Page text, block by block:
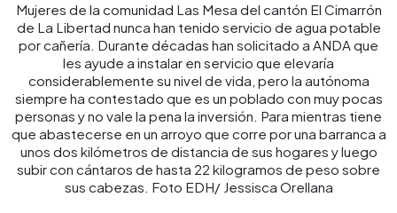
Mujeres de la comunidad Las Mesa del cantón El Cimarrón
de La Libertad nunca han tenido servicio de agua potable
por cañería. Durante décadas han solicitado a ANDA que
les ayude a instalar en servicio que elevaría
considerablemente su nivel de vida, pero la autónoma
siempre ha contestado que es un poblado con muy pocas
personas y no vale la pena la inversión. Para mientras tiene
que abastecerse en un arroyo que corre por una barranca a
unos dos kilómetros de distancia de sus hogares y luego
subir con cántaros de hasta 22 kilogramos de peso sobre
sus cabezas. Foto EDH/ Jessisca Orellana